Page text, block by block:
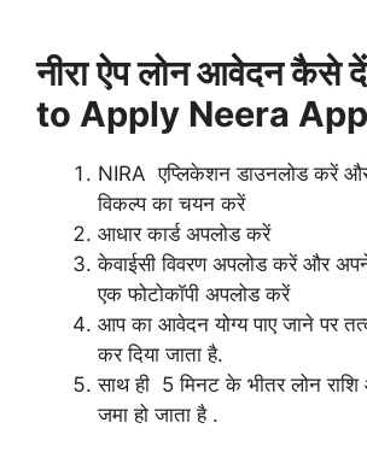
नीरा ऐप लोन आवेदन कैसे
to Apply Neera
NIRA एप्लिकेशन डाउनलोड करें
विकल्प का चयन करें
आधार कार्ड अपलोड करें
केवाईसी विवरण अपलोड करें और
एक फोटोकॉपी अपलोड करें
आप का आवेदन योग्य पाए जाने पर
कर दिया जाता है.
साथ ही 5 मिनट के भीतर लोन
जमा हो जाता है .